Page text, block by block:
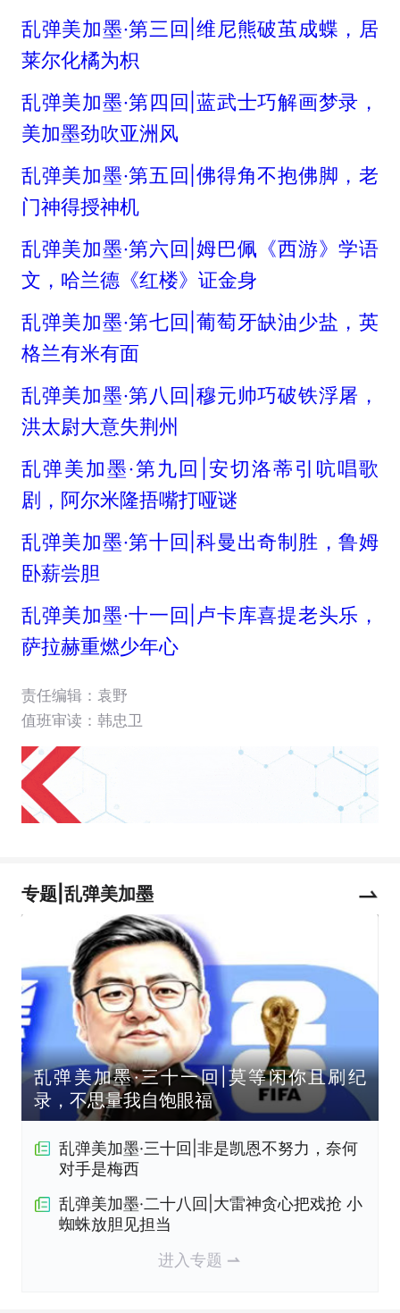
乱弹美加墨·第三回|维尼熊破茧成蝶，居
莱尔化橘为枳
乱弹美加墨·第四回|蓝武士巧解画梦录，
美加墨劲吹亚洲风
乱弹美加墨·第五回|佛得角不抱佛脚，老
门神得授神机
乱弹美加墨·第六回|姆巴佩《西游》学语
文，哈兰德《红楼》证金身
乱弹美加墨·第七回|葡萄牙缺油少盐，英
格兰有米有面
乱弹美加墨·第八回|穆元帅巧破铁浮屠，
洪太尉大意失荆州
乱弹美加墨·第九回|安切洛蒂引吭唱歌
剧，阿尔米隆捂嘴打哑谜
乱弹美加墨·第十回|科曼出奇制胜，鲁姆
卧薪尝胆
乱弹美加墨·十一回|卢卡库喜提老头乐，
萨拉赫重燃少年心
责任编辑：袁野
值班审读：韩忠卫
专题|乱弹美加墨
乱弹美加墨·三十一回|莫等闲你且刷纪
录，不思量我自饱眼福
乱弹美加墨·三十回|非是凯恩不努力，奈何
对手是梅西
乱弹美加墨·二十八回|大雷神贪心把戏抢 小
蜘蛛放胆见担当
进入专题